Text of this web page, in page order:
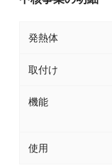
発熱体
取付け
機能
使用